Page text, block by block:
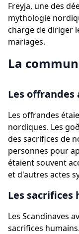
Freyja, une des
mythologie
charge de diriger
mariages.
La
Les offrandes
Les offrandes
nordiques. Les
des sacrifices de
personnes pour
étaient souvent
et d'autres actes
Les sacrifices
Les Scandinaves
sacrifices